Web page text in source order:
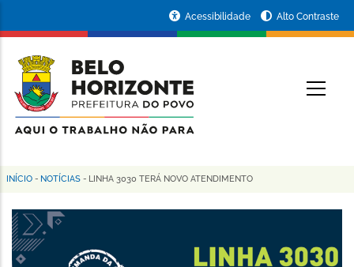
conteúdo
principal
da
Prefeitura
de
Horizonte
Acessibilidade Alto Contraste
Trilha
de
navegação
INÍCIO - NOTÍCIAS - LINHA 3030 TERÁ NOVO ATENDIMENTO